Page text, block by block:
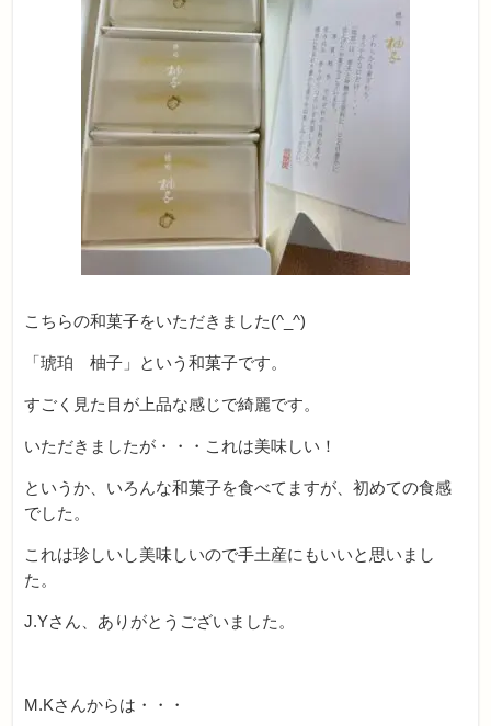
こちらの和菓子をいただきました(^_^)
「琥珀 柚子」という和菓子です。
すごく見た目が上品な感じで綺麗です。
いただきましたが・・・これは美味しい！
というか、いろんな和菓子を食べてますが、初めての食感
でした。
これは珍しいし美味しいので手土産にもいいと思いまし
た。
J.Yさん、ありがとうございました。
M.Kさんからは・・・